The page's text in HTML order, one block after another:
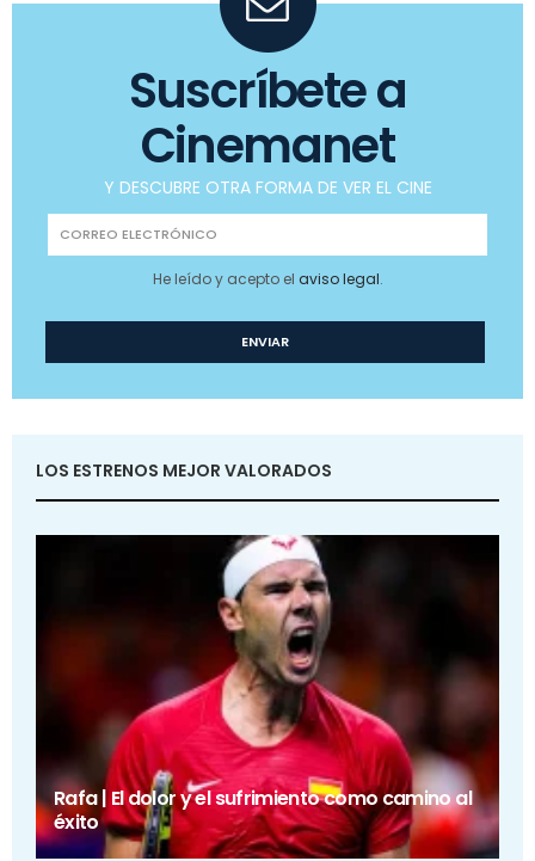
Suscríbete a
Cinemanet
Y DESCUBRE OTRA FORMA DE VER EL CINE
He leído y acepto el aviso legal.
LOS ESTRENOS MEJOR VALORADOS
Rafa | El dolor y el sufrimiento como camino al
éxito